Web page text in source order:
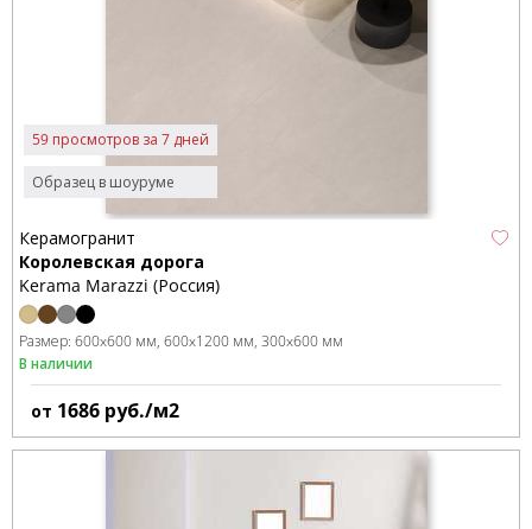
Образец в шоуруме
59 просмотров за 7 дней
Керамогранит
Королевская дорога
Kerama Marazzi (Россия)
Размер: 600x600 мм 600x1200 мм 300x600 мм
В наличии
от 1686 руб./м2